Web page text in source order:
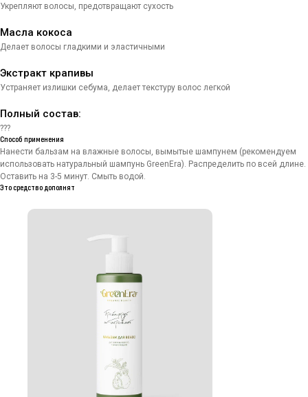
Укрепляют волосы, предотвращают сухость
Масла кокоса
Делает волосы гладкими и эластичными
Экстракт крапивы
Устраняет излишки себума, делает текстуру волос легкой
Полный состав:
???
Способ применения
Нанести бальзам на влажные волосы, вымытые шампунем (рекомендуем
использовать натуральный шампунь GreenEra). Распределить по всей длине.
Оставить на 3-5 минут. Смыть водой.
Это средство дополнят